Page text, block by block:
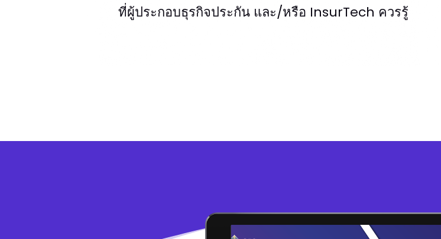
ที่ผู้ประกอบธุรกิจประกัน และ/หรือ InsurTech ควรรู้